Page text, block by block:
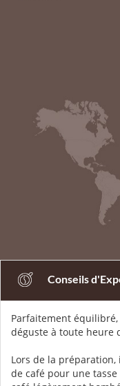
Conseils
Parfaitement équilibré,
déguste à toute heure
Lors de la
de café pour une